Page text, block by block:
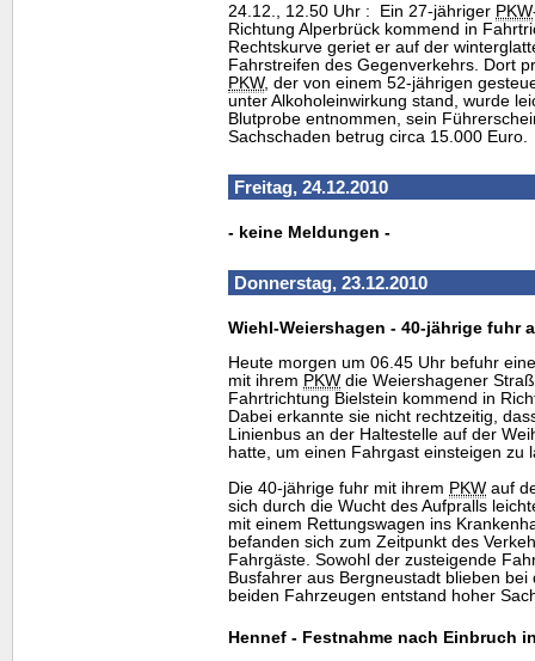
24.12., 12.50 Uhr : Ein 27-jähriger PKW
Richtung Alperbrück kommend in
Rechtskurve geriet er auf der
Fahrstreifen des Gegenverkehrs. Dort
PKW, der von einem 52-jährigen
unter Alkoholeinwirkung stand, wurde
Blutprobe entnommen, sein
Sachschaden betrug circa 15.000 Euro.
Freitag, 24.12.2010
- keine Meldungen -
Donnerstag, 23.12.2010
Wiehl-Weiershagen - 40-jährige fuhr
Heute morgen um 06.45 Uhr befuhr
mit ihrem PKW die Weiershagener
Fahrtrichtung Bielstein kommend in
Dabei erkannte sie nicht rechtzeitig,
Linienbus an der Haltestelle auf der
hatte, um einen Fahrgast einsteigen zu
Die 40-jährige fuhr mit ihrem PKW auf
sich durch die Wucht des Aufpralls
mit einem Rettungswagen ins
befanden sich zum Zeitpunkt des
Fahrgäste. Sowohl der zusteigende
Busfahrer aus Bergneustadt blieben bei
beiden Fahrzeugen entstand hoher
Hennef - Festnahme nach Einbruch